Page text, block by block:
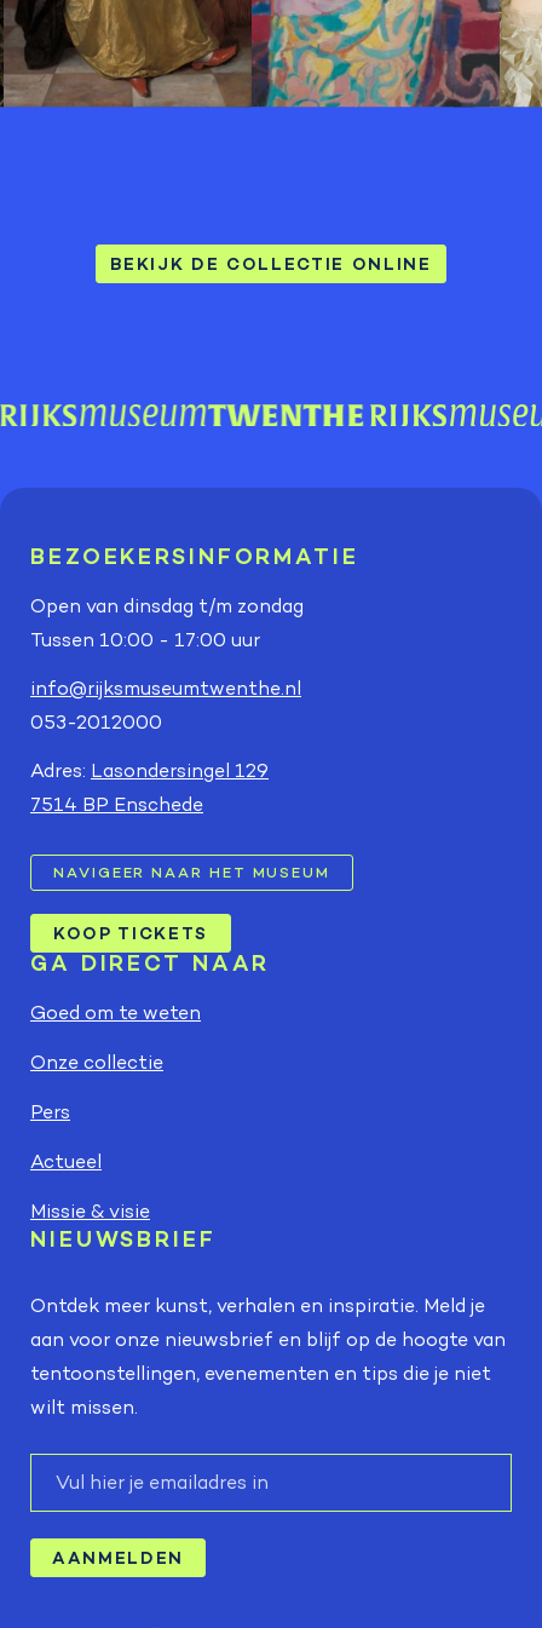
BEKIJK DE COLLECTIE ONLINE
BEZOEKERSINFORMATIE
Open van dinsdag t/m zondag
Tussen 10:00 - 17:00 uur
info@rijksmuseumtwenthe.nl
053-2012000
Adres: Lasondersingel 129
7514 BP Enschede
NAVIGEER NAAR HET MUSEUM
KOOP TICKETS
GA DIRECT NAAR
Goed om te weten
Onze collectie
Pers
Actueel
Missie & visie
NIEUWSBRIEF
Ontdek meer kunst, verhalen en inspiratie. Meld je
aan voor onze nieuwsbrief en blijf op de hoogte van
tentoonstellingen, evenementen en tips die je niet
wilt missen.
AANMELDEN